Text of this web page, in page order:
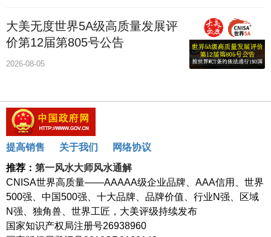
大美无度世界5A级高质量发展评
价第12届第805号公告
2026-08-05
提高销售 关于我们
网络协议
推荐： 第一风水大师风水通解
CNISA世界高质量——AAAAA级企业品牌、AAA信用、世界
500强、中国500强、十大品牌、品牌价值、行业N强、区域
N强、独角兽、世界工匠，大美评级持续发布
国家知识产权局注册号26938960